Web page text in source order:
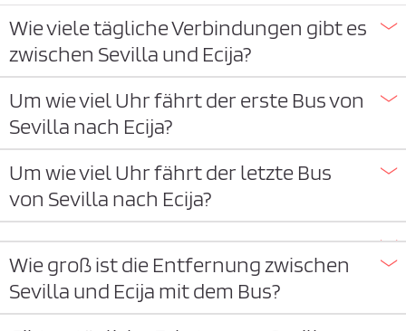
Wie viele tägliche Verbindungen gibt es
zwischen Sevilla und Ecija?
Um wie viel Uhr fährt der erste Bus von
Sevilla nach Ecija?
Um wie viel Uhr fährt der letzte Bus
von Sevilla nach Ecija?
Wie groß ist die Entfernung zwischen
Sevilla und Ecija mit dem Bus?